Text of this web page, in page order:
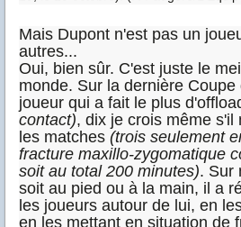
Mais Dupont n'est pas un
autres...
Oui, bien sûr. C'est juste le
monde. Sur la dernière
joueur qui a fait le plus
contact), dix je crois même s'il
les matches (trois seulement
fracture maxillo-zygomatique
soit au total 200 minutes). Sur
soit au pied ou à la main, il a
les joueurs autour de lui, en
en les mettant en situation de